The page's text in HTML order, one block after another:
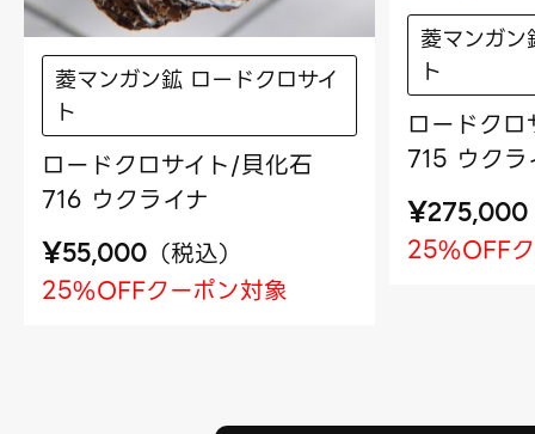
菱マンガン鉱 ロードクロサイ
ト
ロードクロサイト/貝化石
716 ウクライナ
¥55,000 （税込）
25%OFFクーポン対象
菱マンガ
ト
ロードク
715 ウクラ
¥275,000
25%OFF